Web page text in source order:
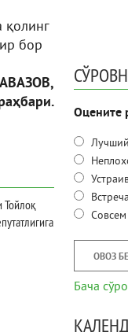
бор
Тойлоқ
Оцените
ОВОЗ
Бача